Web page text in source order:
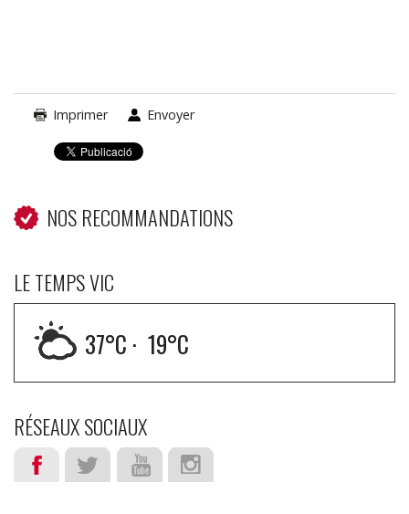
Imprimer Envoyer
NOS RECOMMANDATIONS
LE TEMPS VIC
37°C · 19°C
RÉSEAUX SOCIAUX